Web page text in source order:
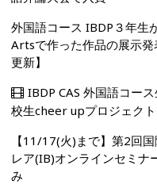
外国語コース IBDP３年生
Artsで作った作品の展示
更新】
IBDP CAS 外国語コー
校生cheer upプロジェクト
【11/17(火)まで】第2回
レア(IB)オンラインセミナ
み